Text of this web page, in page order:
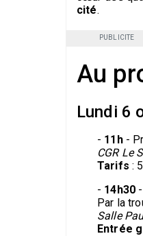
cité.
PUBLICITE
Au
Lundi 6
- 11h-
CGR Le
Tarifs :
- 14h30
Par la
Salle
Entrée